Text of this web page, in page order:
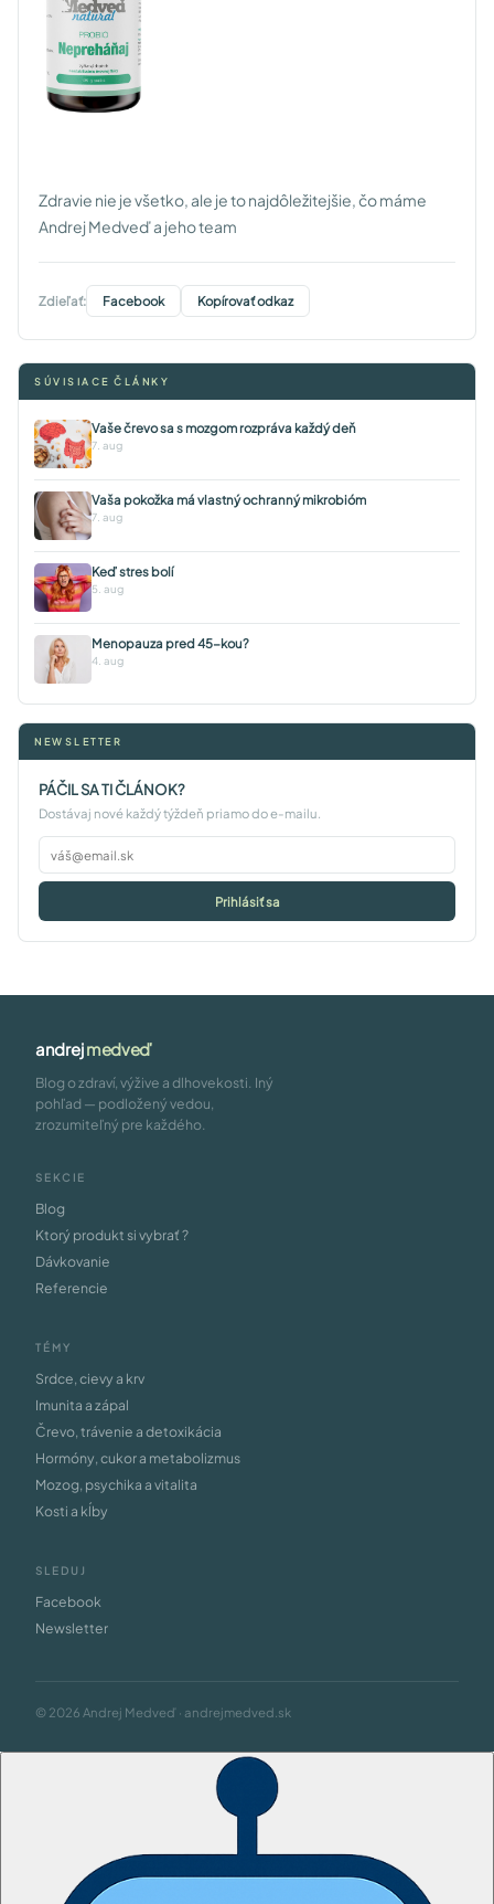
Zdravie nie je všetko, ale je to najdôležitejšie, čo máme
Andrej Medveď a jeho team
Zdieľať: Facebook Kopírovať odkaz
SÚVISIACE ČLÁNKY
Vaše črevo sa s mozgom rozpráva každý deň
7. aug
Vaša pokožka má vlastný ochranný mikrobióm
7. aug
Keď stres bolí
5. aug
Menopauza pred 45-kou?
4. aug
NEWSLETTER
PÁČIL SA TI ČLÁNOK?
Dostávaj nové každý týždeň priamo do e-mailu.
Prihlásiť sa
andrejmedveď
Blog o zdraví, výžive a dlhovekosti. Iný
pohľad — podložený vedou,
zrozumiteľný pre každého.
SEKCIE
Blog
Ktorý produkt si vybrať ?
Dávkovanie
Referencie
TÉMY
Srdce, cievy a krv
Imunita a zápal
Črevo, trávenie a detoxikácia
Hormóny, cukor a metabolizmus
Mozog, psychika a vitalita
Kosti a kĺby
SLEDUJ
Facebook
Newsletter
© 2026 Andrej Medveď · andrejmedved.sk